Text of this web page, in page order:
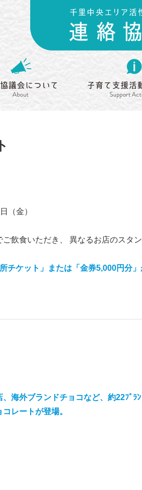
連絡協議会について
（金）
飲食いただき、 異なるお店のスタ
チケット」または「金券5,000円分」
海外ブランドチョコなど、約22ﾌﾞﾗﾝ
レートが登場。